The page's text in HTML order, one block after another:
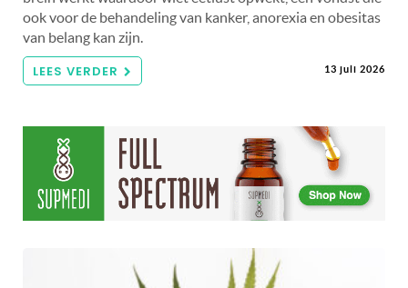
ook voor de behandeling van kanker, anorexia en obesitas
van belang kan zijn.
LEES VERDER 13 juli 2026